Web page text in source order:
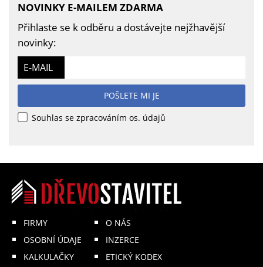
NOVINKY E-MAILEM ZDARMA
Přihlaste se k odběru a dostávejte nejžhavější
novinky:
E-MAIL
POŠLETE MI JE
Souhlas se zpracováním os. údajů
FIRMY
OSOBNÍ ÚDAJE
KALKULAČKY
O NÁS
INZERCE
ETICKÝ KODEX